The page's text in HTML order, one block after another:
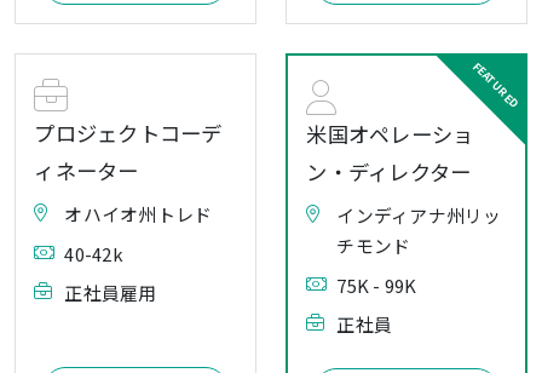
プロジェクトコーデ
ィネーター
オハイオ州トレド
40-42k
正社員雇用
米国オペレーショ
ン・ディレクター
インディアナ州リッ
チモンド
75K - 99K
正社員